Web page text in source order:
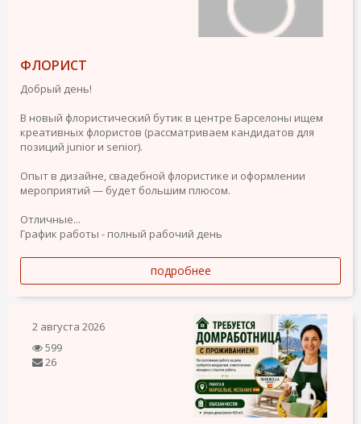
ФЛОРИСТ
Добрый день!
В новый флористический бутик в центре Барселоны ищем
креативных флористов (рассматриваем кандидатов для
позиций junior и senior).
Опыт в дизайне, свадебной флористике и оформлении
мероприятий — будет большим плюсом.
Отличные...
График работы - полный рабочий день
подробнее
2 августа 2026
599
26